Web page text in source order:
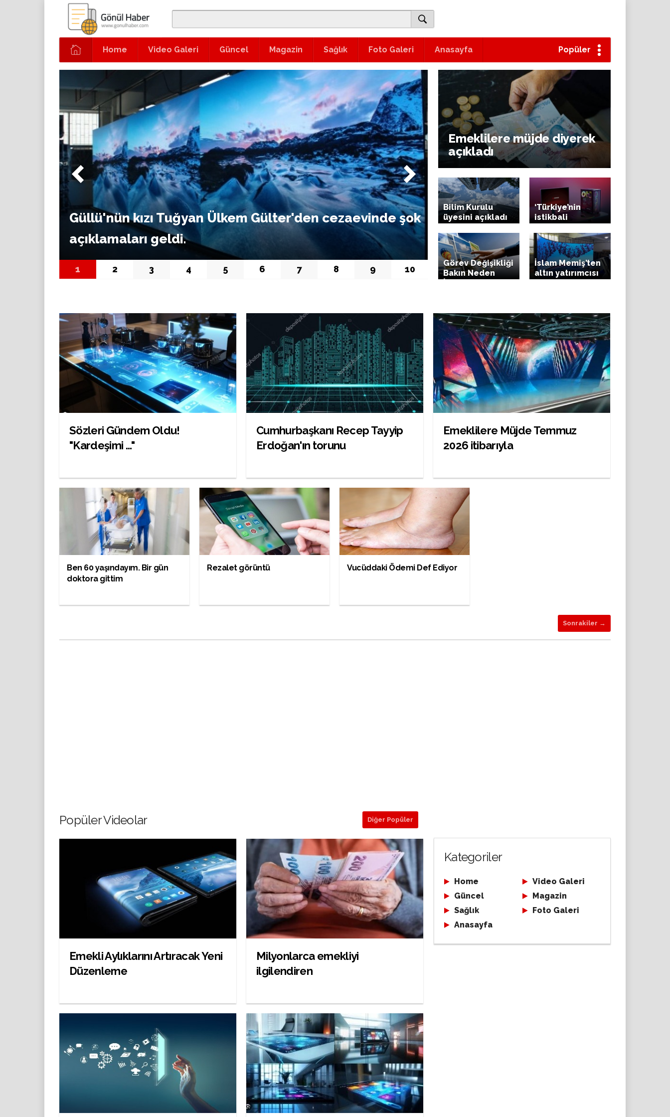
Home Video Galeri Güncel Magazin Sağlık Foto Galeri Anasayfa Popüler
Güllü'nün kızı Tuğyan Ülkem Gülter'den cezaevinde şok
açıklamaları geldi.
En yüksek teklif.
1 2 3 4 5 6 7 8 9 10
Emeklilere müjde diyerek
açıkladı
Bilim Kurulu
üyesini açıkladı
‘Türkiye’nin
istikbali
diyerek tarih
verdi
Görev Değişikliği
Bakın Neden
İslam Memiş’ten
altın yatırımcısı
Sözleri Gündem Oldu!
"Kardeşimi ..."
Cumhurbaşkanı Recep Tayyip
Erdoğan'ın torunu
Emeklilere Müjde Temmuz
2026 itibarıyla
Ben 60 yaşındayım. Bir gün
doktora gittim
Rezalet görüntü Vucüddaki Ödemi Def Ediyor
Sonrakiler →
Popüler Videolar Diğer Popüler
Emekli Aylıklarını Artıracak Yeni
Düzenleme
Milyonlarca emekliyi
ilgilendiren
Kategoriler
Home
Video Galeri
Güncel
Magazin
Sağlık
Foto Galeri
Anasayfa